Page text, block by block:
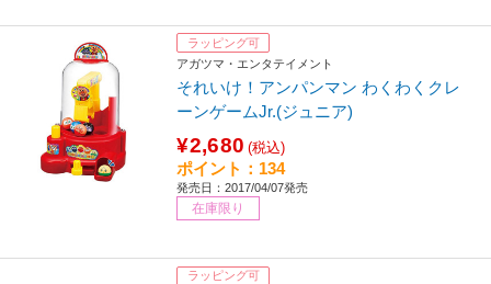
ラッピング可
アガツマ・エンタテイメント
それいけ！アンパンマン わくわくクレ
ーンゲームJr.(ジュニア)
¥2,680 (税込)
ポイント：134
発売日：2017/04/07発売
在庫限り
ラッピング可